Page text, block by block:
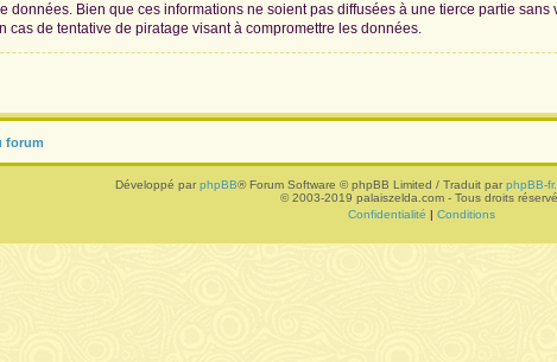
données. Bien que ces informations ne soient pas diffusées à une tierce partie
cas de tentative de piratage visant à compromettre les données.
forum
Développé par phpBB® Forum Software © phpBB Limited / Traduit par phpBB-
© 2003-2019 palaiszelda.com - Tous droits
Confidentialité | Conditions